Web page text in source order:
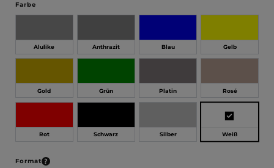
Farbeauswählen
Alulike Anthrazit Blau Gelb
Gold Grün Platin Rosé
Rot Schwarz Silber Weiß
Formatauswählen